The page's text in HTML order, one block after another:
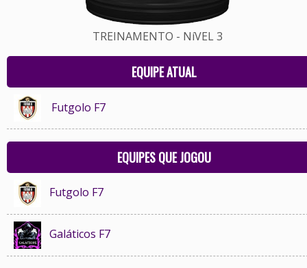
TREINAMENTO - NíVEL 3
EQUIPE ATUAL
Futgolo F7
EQUIPES QUE JOGOU
Futgolo F7
Galáticos F7